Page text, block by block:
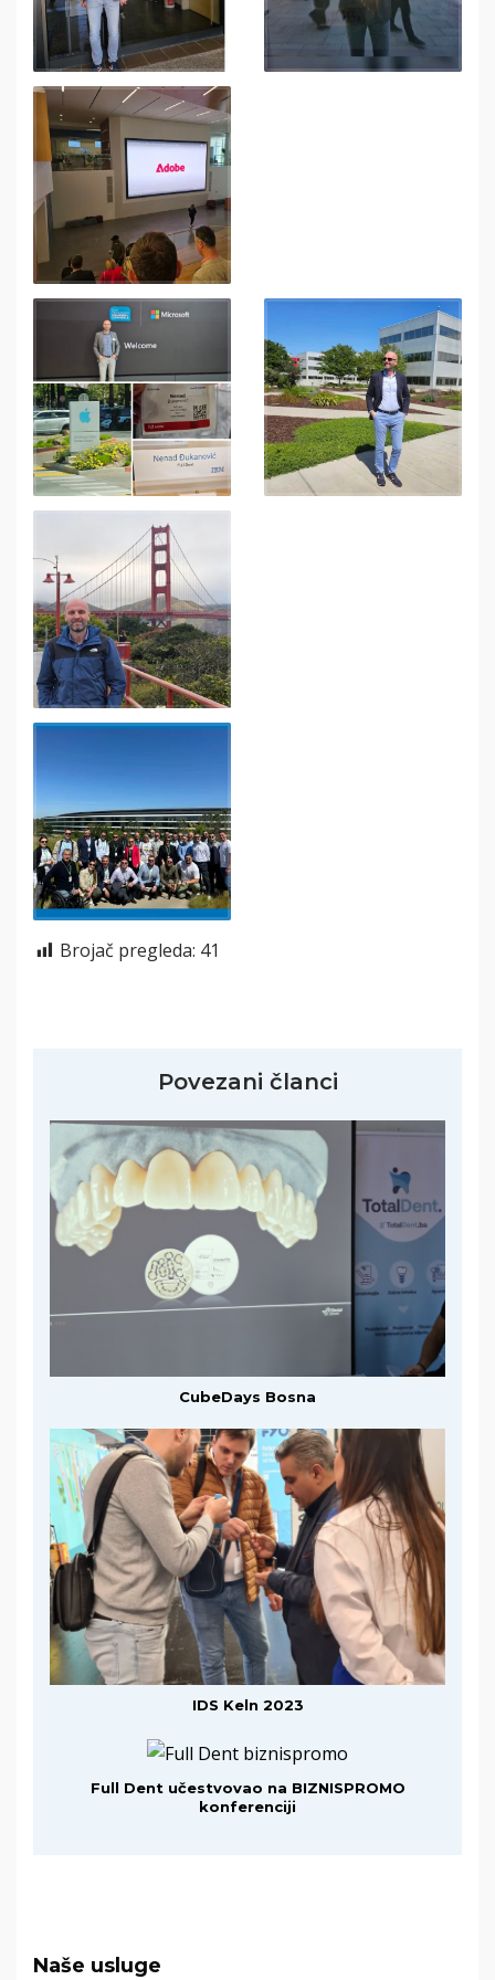
Brojač pregleda: 41
Povezani članci
CubeDays Bosna
IDS Keln 2023
Full Dent učestvovao na BIZNISPROMO
konferenciji
Naše usluge